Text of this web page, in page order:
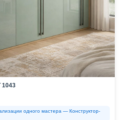
одного мастера — Конструктор-